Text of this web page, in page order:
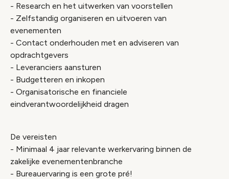
- Research en het uitwerken van voorstellen
- Zelfstandig organiseren en uitvoeren van
evenementen
- Contact onderhouden met en adviseren van
opdrachtgevers
- Leveranciers aansturen
- Budgetteren en inkopen
- Organisatorische en financiele
eindverantwoordelijkheid dragen
De vereisten
- Minimaal 4 jaar relevante werkervaring binnen de
zakelijke evenementenbranche
- Bureauervaring is een grote pré!